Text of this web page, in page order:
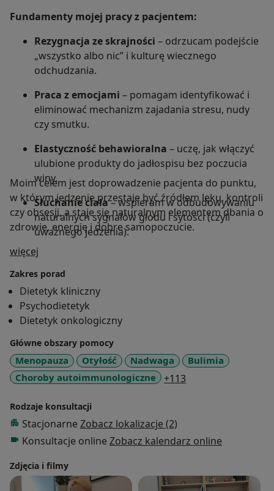
Fundamenty mojej pracy z pacjentem:
Rezygnacja ze skrajności – odrzucam podejście
„wszystko albo nic” i kulturę wiecznego
odchudzania.
Praca z emocjami – pomagam identyfikować i
eliminować mechanizm zajadania stresu, nudy
czy smutku.
Elastyczność behawioralna – uczę, jak włączyć
ulubione produkty do jadłospisu bez poczucia
winy.
Słuchanie ciała– wspieram w odbudowywaniu
naturalnych sygnałów głodu i sytości (czyli
uważnego jedzenia).
Indywidualne tempo
zmian do zasobów psychicznych i stylu życia
pacjenta.
Moim celem jest doprowadzenie pacjenta do punktu,
w którym jedzenie przestaje być źródłem lęku, kontroli
czy obsesji, a staje się naturalnym elementem dbania o
zdrowie, energię i dobre samopoczucie.
więcej
Zakres porad
Dietetyk kliniczny
Psychodietetyk
Dietetyk onkologiczny
Główne obszary pomocy
Menopauza Otyłość Nadwaga
Bulimia
Choroby autoimmunologiczne
+113
Rodzaje konsultacji
Stacjonarne Zobacz lokalizacje (2)
Konsultacje online Zobacz kalendarz online
Zdjęcia i filmy